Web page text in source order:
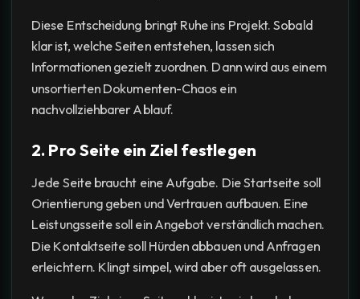
Diese Entscheidung bringt Ruhe ins Projekt. Sobald
klar ist, welche Seiten entstehen, lassen sich
Informationen gezielt zuordnen. Dann wird aus einem
unsortierten Dokumenten-Chaos ein
nachvollziehbarer Ablauf.
2. Pro Seite ein Ziel festlegen
Jede Seite braucht eine Aufgabe. Die Startseite soll
Orientierung geben und Vertrauen aufbauen. Eine
Leistungsseite soll ein Angebot verständlich machen.
Die Kontaktseite soll Hürden abbauen und Anfragen
erleichtern. Klingt simpel, wird aber oft ausgelassen.